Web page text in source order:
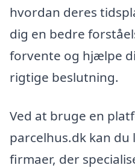
hvordan deres
dig en bedre
forvente og hjælpe
rigtige beslutning.
Ved at bruge en
parcelhus.dk kan du
firmaer, der